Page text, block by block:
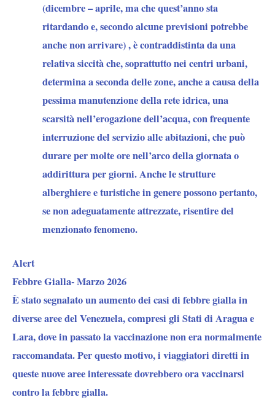
(dicembre – aprile, ma che quest’anno sta
ritardando e, secondo alcune previsioni potrebbe
anche non arrivare) , è contraddistinta da una
relativa siccità che, soprattutto nei centri urbani,
determina a seconda delle zone, anche a causa della
pessima manutenzione della rete idrica, una
scarsità nell’erogazione dell’acqua, con frequente
interruzione del servizio alle abitazioni, che può
durare per molte ore nell’arco della giornata o
addirittura per giorni. Anche le strutture
alberghiere e turistiche in genere possono pertanto,
se non adeguatamente attrezzate, risentire del
menzionato fenomeno.
Alert
Febbre Gialla- Marzo 2026
È stato segnalato un aumento dei casi di febbre gialla in
diverse aree del Venezuela, compresi gli Stati di Aragua e
Lara, dove in passato la vaccinazione non era normalmente
raccomandata. Per questo motivo, i viaggiatori diretti in
queste nuove aree interessate dovrebbero ora vaccinarsi
contro la febbre gialla.